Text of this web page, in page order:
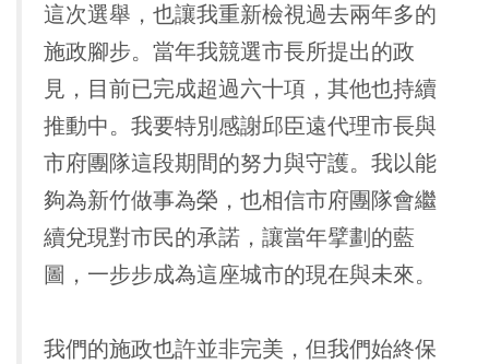
這次選舉，也讓我重新檢視過去兩年多的
施政腳步。當年我競選市長所提出的政
見，目前已完成超過六十項，其他也持續
推動中。我要特別感謝邱臣遠代理市長與
市府團隊這段期間的努力與守護。我以能
夠為新竹做事為榮，也相信市府團隊會繼
續兌現對市民的承諾，讓當年擘劃的藍
圖，一步步成為這座城市的現在與未來。
我們的施政也許並非完美，但我們始終保